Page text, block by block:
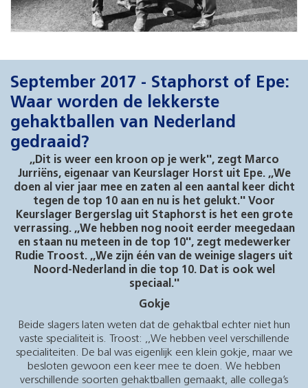
September 2017 - Staphorst of Epe:
Waar worden de lekkerste
gehaktballen van Nederland
gedraaid?
,,Dit is weer een kroon op je werk'', zegt Marco
Jurriëns, eigenaar van Keurslager Horst uit Epe. ,,We
doen al vier jaar mee en zaten al een aantal keer dicht
tegen de top 10 aan en nu is het gelukt.'' Voor
Keurslager Bergerslag uit Staphorst is het een grote
verrassing. ,,We hebben nog nooit eerder meegedaan
en staan nu meteen in de top 10'', zegt medewerker
Rudie Troost. ,,We zijn één van de weinige slagers uit
Noord-Nederland in die top 10. Dat is ook wel
speciaal.''
Gokje
Beide slagers laten weten dat de gehaktbal echter niet hun
vaste specialiteit is. Troost: ,,We hebben veel verschillende
specialiteiten. De bal was eigenlijk een klein gokje, maar we
besloten gewoon een keer mee te doen. We hebben
verschillende soorten gehaktballen gemaakt, alle collega’s